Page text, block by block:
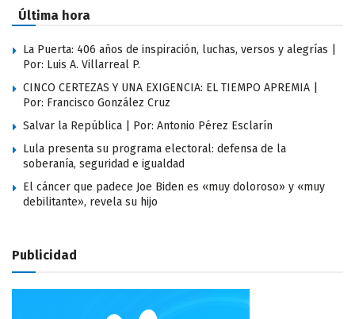
Última hora
La Puerta: 406 años de inspiración, luchas, versos y alegrías |
Por: Luis A. Villarreal P.
CINCO CERTEZAS Y UNA EXIGENCIA: EL TIEMPO APREMIA |
Por: Francisco González Cruz
Salvar la República | Por: Antonio Pérez Esclarín
Lula presenta su programa electoral: defensa de la
soberanía, seguridad e igualdad
El cáncer que padece Joe Biden es «muy doloroso» y «muy
debilitante», revela su hijo
Publicidad